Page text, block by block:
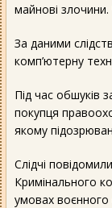
майнові
За даними
комп’ютерну
Під час обшуків
покупця
якому
Слідчі
Кримінального
умовах воєнного